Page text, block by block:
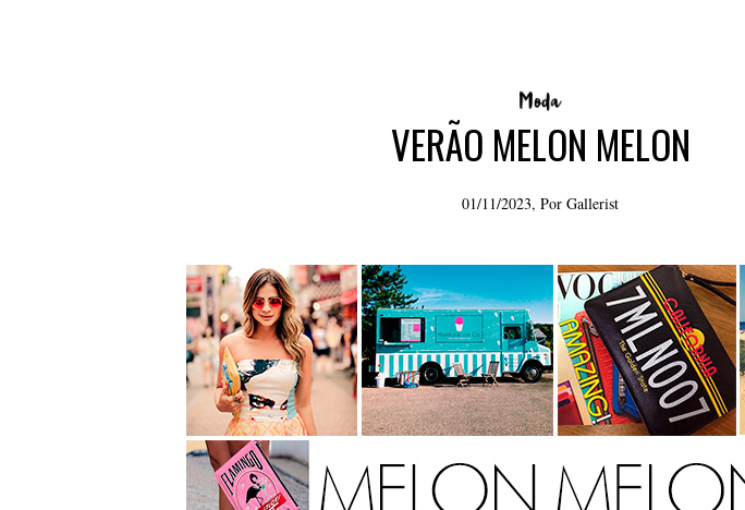
VERÃO MELON MELON
01/11/2023, Por Gallerist